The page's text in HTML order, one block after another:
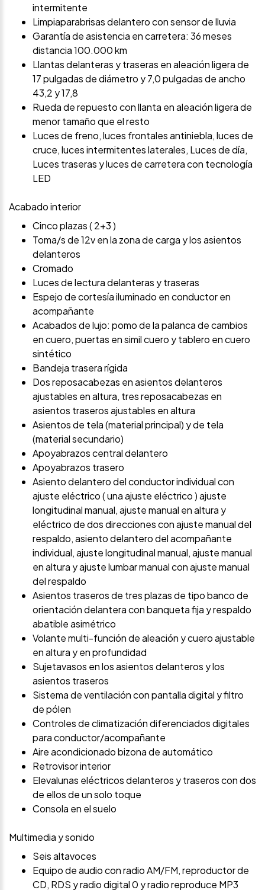
intermitente
Limpiaparabrisas delantero con sensor de lluvia
Garantía de asistencia en carretera: 36 meses
distancia 100.000 km
Llantas delanteras y traseras en aleación ligera de
17 pulgadas de diámetro y 7,0 pulgadas de ancho
43,2 y 17,8
Rueda de repuesto con llanta en aleación ligera de
menor tamaño que el resto
Luces de freno, luces frontales antiniebla, luces de
cruce, luces intermitentes laterales, Luces de día,
Luces traseras y luces de carretera con tecnología
LED
Acabado interior
Cinco plazas ( 2+3 )
Toma/s de 12v en la zona de carga y los asientos
delanteros
Cromado
Luces de lectura delanteras y traseras
Espejo de cortesía iluminado en conductor en
acompañante
Acabados de lujo: pomo de la palanca de cambios
en cuero, puertas en simil cuero y tablero en cuero
sintético
Bandeja trasera rígida
Dos reposacabezas en asientos delanteros
ajustables en altura, tres reposacabezas en
asientos traseros ajustables en altura
Asientos de tela (material principal) y de tela
(material secundario)
Apoyabrazos central delantero
Apoyabrazos trasero
Asiento delantero del conductor individual con
ajuste eléctrico ( una ajuste eléctrico ) ajuste
longitudinal manual, ajuste manual en altura y
eléctrico de dos direcciones con ajuste manual del
respaldo, asiento delantero del acompañante
individual, ajuste longitudinal manual, ajuste manual
en altura y ajuste lumbar manual con ajuste manual
del respaldo
Asientos traseros de tres plazas de tipo banco de
orientación delantera con banqueta fija y respaldo
abatible asimétrico
Volante multi-función de aleación y cuero ajustable
en altura y en profundidad
Sujetavasos en los asientos delanteros y los
asientos traseros
Sistema de ventilación con pantalla digital y filtro
de pólen
Controles de climatización diferenciados digitales
para conductor/acompañante
Aire acondicionado bizona de automático
Retrovisor interior
Elevalunas eléctricos delanteros y traseros con dos
de ellos de un solo toque
Consola en el suelo
Multimedia y sonido
Seis altavoces
Equipo de audio con radio AM/FM, reproductor de
CD, RDS y radio digital 0 y radio reproduce MP3